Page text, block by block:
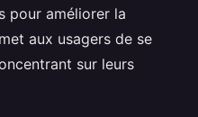
pour améliorer la
aux usagers de se
sur leurs